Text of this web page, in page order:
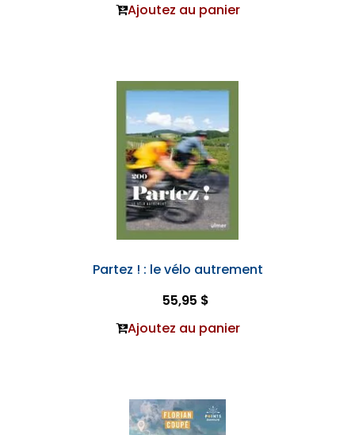
Ajoutez au panier
Partez ! : le vélo autrement
55,95 $
Ajoutez au panier